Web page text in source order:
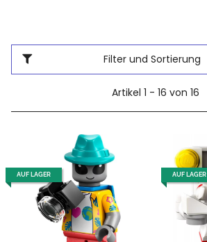
Filter und Sortierung
Artikel 1 - 16 von 16
AUF LAGER AUF LAGER